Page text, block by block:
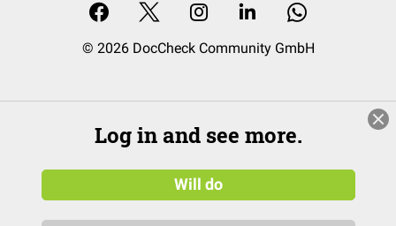
© 2026 DocCheck Community GmbH
Log in and see more.
Will do